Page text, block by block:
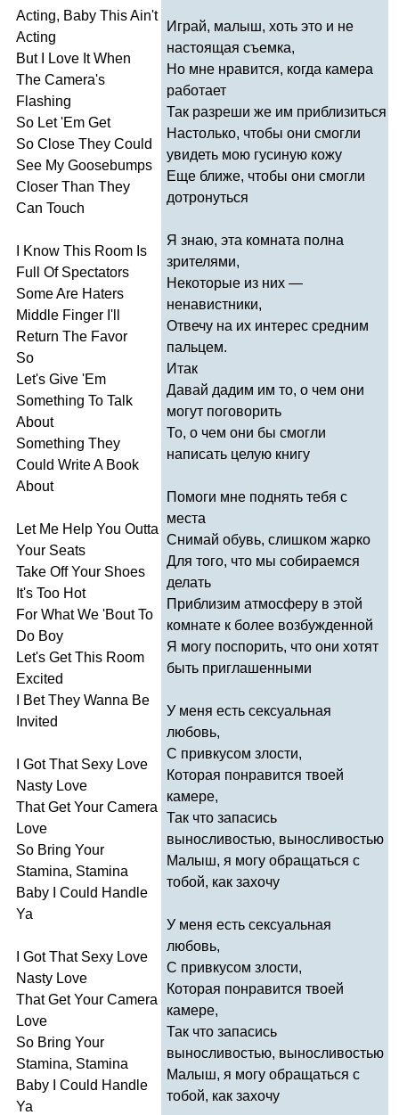
Acting, Baby ThisAin't
Acting
But
Love It When
The Camera's
Flashing
So Let'Em Get
So Close They Could
See My Goosebumps
Closer Than They
Can Touch
Know This Room Is
Full
Of Spectators
SomeAre Haters
Middle Finger I'll
Return The Favor
So
Let's Give 'Em
Something To Talk
About
Something They
Could WriteA Book
About
Let Me Help You Outta
Your Seats
Take Off Your Shoes
It's Too Hot
For What We 'Bout To
Do Boy
Let's Get This Room
Excited
Bet They Wanna Be
Invited
Got That Sexy Love
Nasty Love
That Get Your Camera
Love
So Bring Your
Stamina, Stamina
Baby
Could Handle
Ya
Got That Sexy Love
Nasty Love
That Get Your Camera
Love
So Bring Your
Stamina, Stamina
Baby
Could Handle
Ya
Играй, малыш, хоть это и не
настоящая съемка,
Но мне нравится, когда камера
работает
Так разреши же им приблизиться
Настолько, чтобы они смогли
увидеть мою гусиную кожу
Еще ближе, чтобы они смогли
дотронуться
Я знаю, эта комната полна
зрителями,
Некоторые из них —
ненавистники,
Отвечу на их интерес средним
пальцем.
Итак
Давай дадим им то, о чем они
могут поговорить
То, о чем они бы смогли
написать целую книгу
Помоги мне поднять тебя с
места
Снимай обувь, слишком жарко
Для того, что мы собираемся
делать
Приблизим атмосферу в этой
комнате к более возбужденной
Я могу поспорить, что они хотят
быть приглашенными
У меня есть сексуальная
любовь,
С привкусом злости,
Которая понравится твоей
камере,
Так что запасись
выносливостью, выносливостью
Малыш, я могу обращаться с
тобой, как захочу
У меня есть сексуальная
любовь,
С привкусом злости,
Которая понравится твоей
камере,
Так что запасись
выносливостью, выносливостью
Малыш, я могу обращаться с
тобой, как захочу